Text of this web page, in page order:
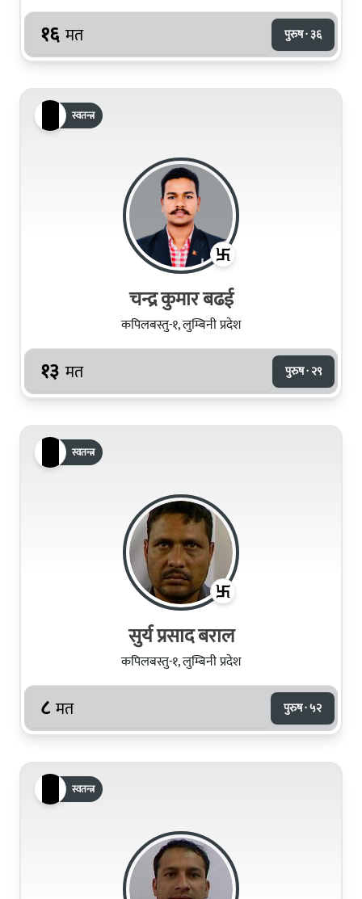
१६ मत पुरुष · ३६
स्वतन्त्र
चन्द्र कुमार बढई
कपिलबस्तु-१, लुम्बिनी प्रदेश
१३ मत पुरुष · २९
स्वतन्त्र
सुर्य प्रसाद बराल
कपिलबस्तु-१, लुम्बिनी प्रदेश
८ मत पुरुष · ५२
स्वतन्त्र